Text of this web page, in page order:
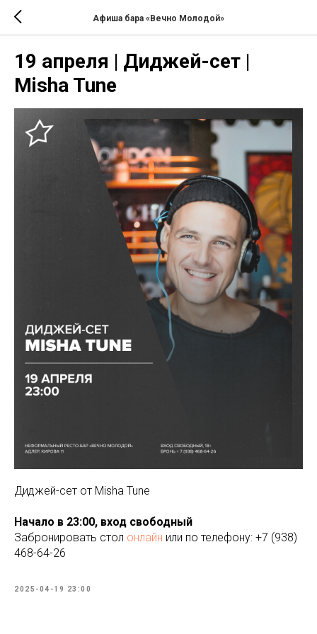
Афиша бара «Вечно Молодой»
19 апреля | Диджей-сет |
Misha Tune
Диджей-сет от Misha Tune
Начало в 23:00, вход свободный
Забронировать стол онлайн или по телефону: +7 (938)
468-64-26
2025-04-19 23:00